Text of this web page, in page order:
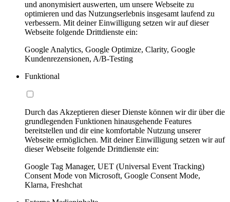
und anonymisiert auswerten, um unsere Webseite zu
optimieren und das Nutzungserlebnis insgesamt laufend zu
verbessern. Mit deiner Einwilligung setzen wir auf dieser
Webseite folgende Drittdienste ein:
Google Analytics, Google Optimize, Clarity, Google
Kundenrezensionen, A/B-Testing
Funktional
Durch das Akzeptieren dieser Dienste können wir dir über die
grundlegenden Funktionen hinausgehende Features
bereitstellen und dir eine komfortable Nutzung unserer
Webseite ermöglichen. Mit deiner Einwilligung setzen wir auf
dieser Webseite folgende Drittdienste ein:
Google Tag Manager, UET (Universal Event Tracking)
Consent Mode von Microsoft, Google Consent Mode,
Klarna, Freshchat